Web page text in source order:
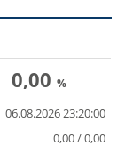
0,00 %
06.08.2026 23:20:00
0,00 / 0,00